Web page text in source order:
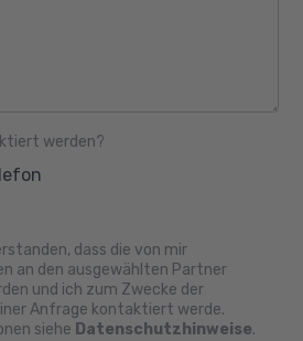
werden?
dass die von mir
an den ausgewählten Partner
und ich zum Zwecke der
Anfrage kontaktiert werde.
siehe Datenschutzhinweise.